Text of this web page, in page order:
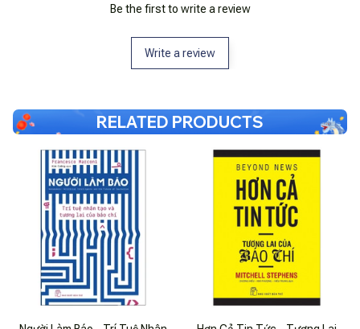
Be the first to write a review
Write a review
RELATED PRODUCTS